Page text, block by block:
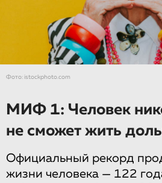
Фото: istockphoto.com
МИФ 1: Человек
не сможет жить
Официальный рекорд
жизни человека — 122